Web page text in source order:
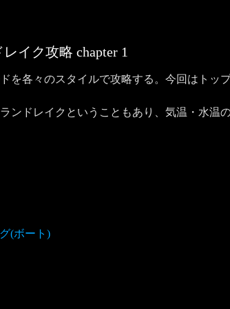
レイク攻略 chapter 1
を各々のスタイルで攻略する。今回はト
ンドレイクということもあり、気温・水温
(ボート)